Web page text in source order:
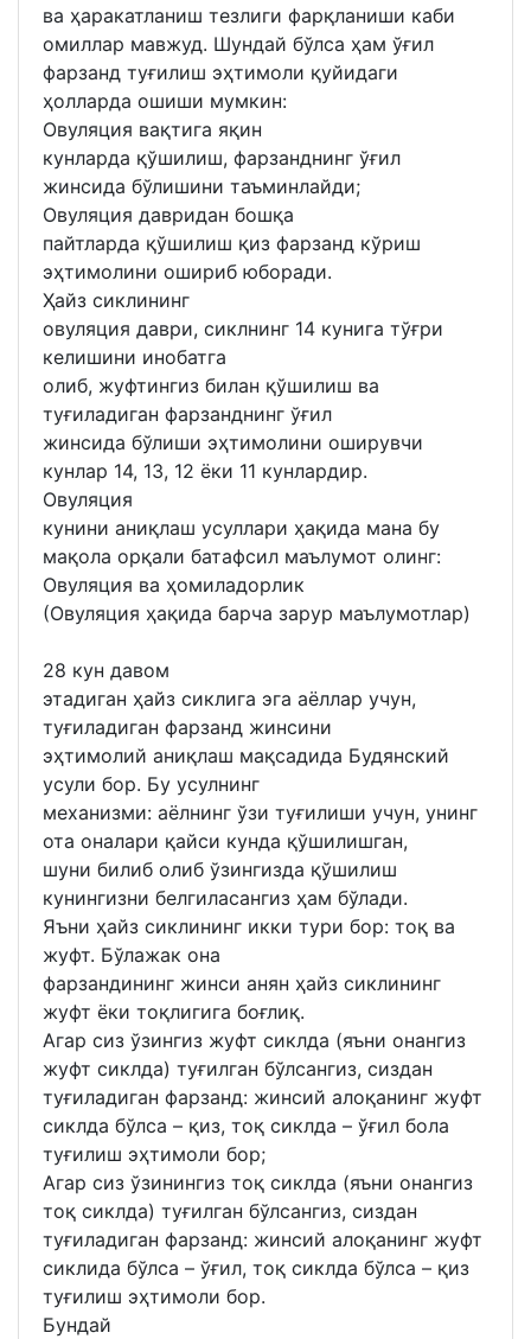
ва ҳаракатланиш тезлиги фарқланиши каби
омиллар мавжуд. Шундай бўлса ҳам ўғил
фарзанд туғилиш эҳтимоли қуйидаги
ҳолларда ошиши мумкин:
Овуляция вақтига яқин
кунларда қўшилиш, фарзанднинг ўғил
жинсида бўлишини таъминлайди;
Овуляция давридан бошқа
пайтларда қўшилиш қиз фарзанд кўриш
эҳтимолини ошириб юборади.
Ҳайз сиклининг
овуляция даври, сиклнинг 14 кунига тўғри
келишини инобатга
олиб, жуфтингиз билан қўшилиш ва
туғиладиган фарзанднинг ўғил
жинсида бўлиши эҳтимолини оширувчи
кунлар 14, 13, 12 ёки 11 кунлардир.
Овуляция
кунини аниқлаш усуллари ҳақида мана бу
мақола орқали батафсил маълумот олинг:
Овуляция ва ҳомиладорлик
(Овуляция ҳақида барча зарур маълумотлар)
28 кун давом
этадиган ҳайз сиклига эга аёллар учун,
туғиладиган фарзанд жинсини
эҳтимолий аниқлаш мақсадида Будянский
усули бор. Бу усулнинг
механизми: аёлнинг ўзи туғилиши учун, унинг
ота оналари қайси кунда қўшилишган,
шуни билиб олиб ўзингизда қўшилиш
кунингизни белгиласангиз ҳам бўлади.
Яъни ҳайз сиклининг икки тури бор: тоқ ва
жуфт. Бўлажак она
фарзандининг жинси анян ҳайз сиклининг
жуфт ёки тоқлигига боғлиқ.
Агар сиз ўзингиз жуфт сиклда (яъни онангиз
жуфт сиклда) туғилган бўлсангиз, сиздан
туғиладиган фарзанд: жинсий алоқанинг жуфт
сиклда бўлса – қиз, тоқ сиклда – ўғил бола
туғилиш эҳтимоли бор;
Агар сиз ўзинингиз тоқ сиклда (яъни онангиз
тоқ сиклда) туғилган бўлсангиз, сиздан
туғиладиган фарзанд: жинсий алоқанинг жуфт
сиклида бўлса – ўғил, тоқ сиклда бўлса – қиз
туғилиш эҳтимоли бор.
Бундай